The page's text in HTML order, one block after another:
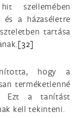
szellemében
és a házaséletre
tartása
[32]
hogy a
terméketlenné
Ezt a tanítást
kell tekinteni.